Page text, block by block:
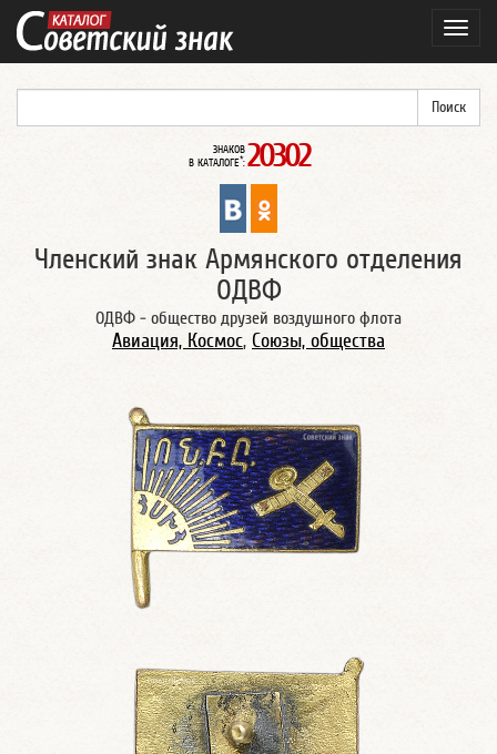
ЗНАКОВ
В КАТАЛОГЕ*: 20302
Членский знак Армянского отделения
ОДВФ
ОДВФ - общество друзей воздушного флота
Авиация, Космос, Союзы, общества